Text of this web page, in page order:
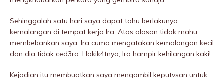
Sehinggalah satu hari saya dapat tahu berlakunya
kemaIangan di tempat kerja Ira. Atas alasan tidak mahu
membebankan saya, Ira cuma mengatakan kemaIangan kecil
dan dia tidak ced3ra. Hakik4tnya, Ira hampir kehilangan kaki!
Kejadian itu membuatkan saya mengambil keputvsan untuk